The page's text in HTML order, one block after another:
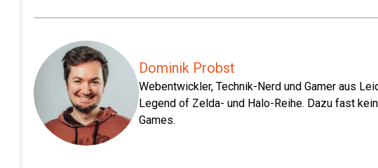
Dominik Probst
Webentwickler, Technik-Nerd und Gamer aus
Legend of Zelda- und Halo-Reihe. Dazu fast
Games.